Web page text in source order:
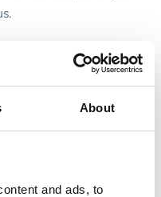
About
and ads, to
si miscare
optima.